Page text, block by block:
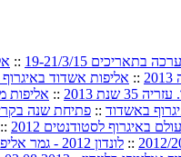
19-21/3/15
::
:: אליפות אשדוד באיגרוף 25-26/10/2013
שנת 2013
:: אליפות
באשדוד :: פתיחת שנה
באיגרוף לסטודנטים 2012 ::
:: לונדון 2012 - גמר אליפות איגרוף 11-12.08.2012